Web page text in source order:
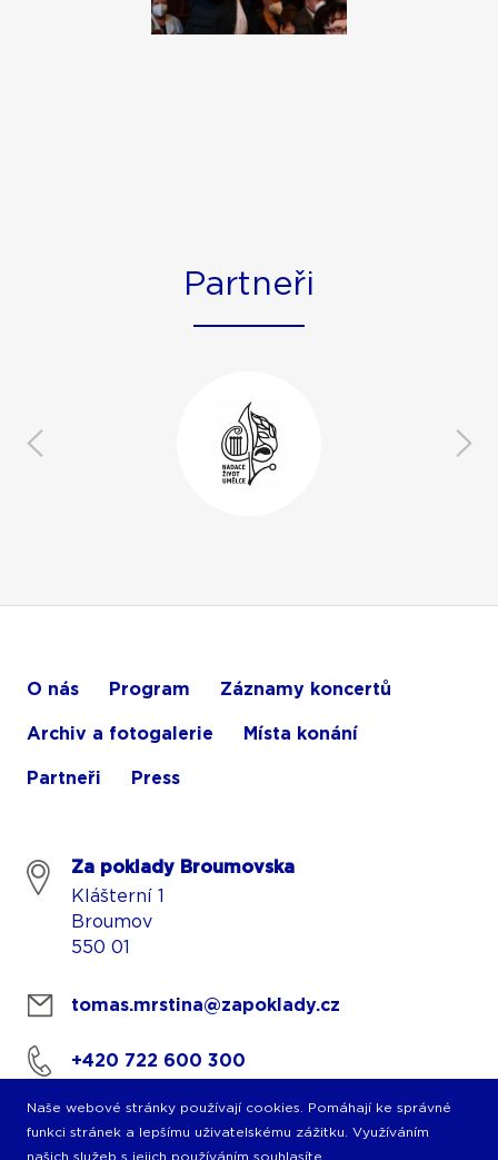
Partneři
O nás Program Záznamy koncertů
Archiv a fotogalerie Místa konání
Partneři Press
Za poklady Broumovska
Klášterní 1
Broumov
550 01
tomas.mrstina@zapoklady.cz
+420 722 600 300
Naše webové stránky používají cookies. Pomáhají ke správné
funkci stránek a lepšímu uživatelskému zážitku. Využíváním
našich služeb s jejich používáním souhlasíte.